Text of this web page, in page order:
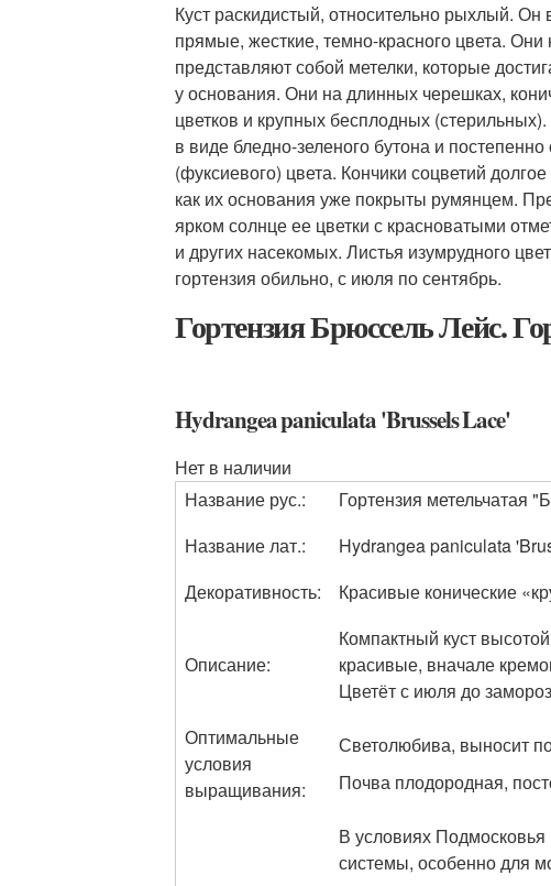
Куст раскидистый, относительно рыхлый.
прямые, жесткие, темно-красного цвета.
представляют собой метелки, которые
у основания. Они на длинных черешках,
цветков и крупных бесплодных
в виде бледно-зеленого бутона и
(фуксиевого) цвета. Кончики соцветий
как их основания уже покрыты румянцем.
ярком солнце ее цветки с красноватыми
и других насекомых. Листья изумрудного
гортензия обильно, с июля по сентябрь.
Гортензия Брюссель Лейс.
Hydrangea paniculata 'Brussels Lace'
Нет в наличии
Название рус.:
Гортензия метельчатая
Название лат.:
Hydrangea paniculata
Декоративность:
Красивые конические
Описание:
Компактный куст
красивые, вначале
Цветёт с июля до
Оптимальные
условия
выращивания:
Светолюбива, выносит
Почва плодородная,
В условиях Подмосковья
системы, особенно для